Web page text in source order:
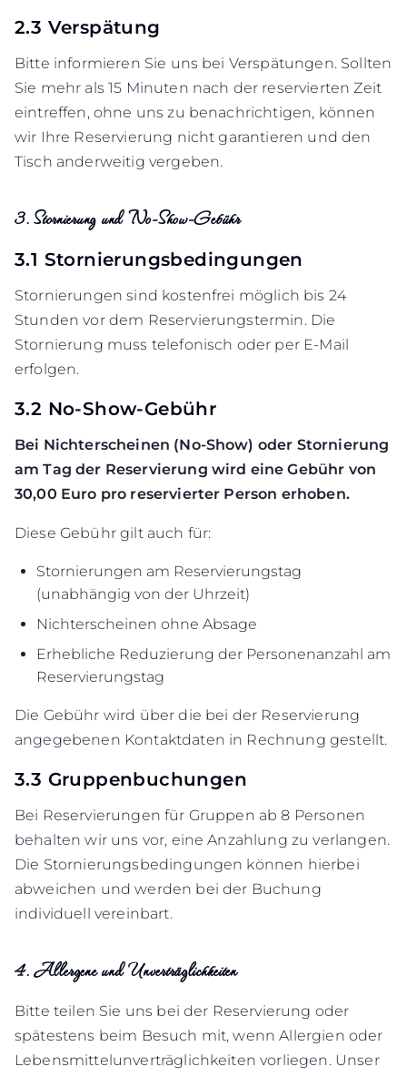
2.3 Verspätung
Bitte informieren Sie uns bei Verspätungen. Sollten
Sie mehr als 15 Minuten nach der reservierten Zeit
eintreffen, ohne uns zu benachrichtigen, können
wir Ihre Reservierung nicht garantieren und den
Tisch anderweitig vergeben.
3. Stornierung und No-Show-Gebühr
3.1 Stornierungsbedingungen
Stornierungen sind kostenfrei möglich bis 24
Stunden vor dem Reservierungstermin. Die
Stornierung muss telefonisch oder per E-Mail
erfolgen.
3.2 No-Show-Gebühr
Bei Nichterscheinen (No-Show) oder Stornierung
am Tag der Reservierung wird eine Gebühr von
30,00 Euro pro reservierter Person erhoben.
Diese Gebühr gilt auch für:
Stornierungen am Reservierungstag
(unabhängig von der Uhrzeit)
Nichterscheinen ohne Absage
Erhebliche Reduzierung der Personenanzahl am
Reservierungstag
Die Gebühr wird über die bei der Reservierung
angegebenen Kontaktdaten in Rechnung gestellt.
3.3 Gruppenbuchungen
Bei Reservierungen für Gruppen ab 8 Personen
behalten wir uns vor, eine Anzahlung zu verlangen.
Die Stornierungsbedingungen können hierbei
abweichen und werden bei der Buchung
individuell vereinbart.
4. Allergene und Unverträglichkeiten
Bitte teilen Sie uns bei der Reservierung oder
spätestens beim Besuch mit, wenn Allergien oder
Lebensmittelunverträglichkeiten vorliegen. Unser